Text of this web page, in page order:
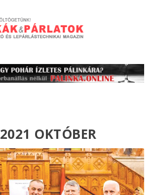
2021 OKTÓBER